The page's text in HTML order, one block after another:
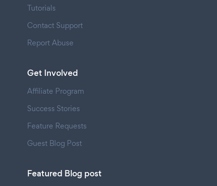
Tutorials
Contact Support
Report Abuse
Get Involved
Affiliate Program
Success Stories
Feature Requests
Guest Blog Post
Featured Blog post